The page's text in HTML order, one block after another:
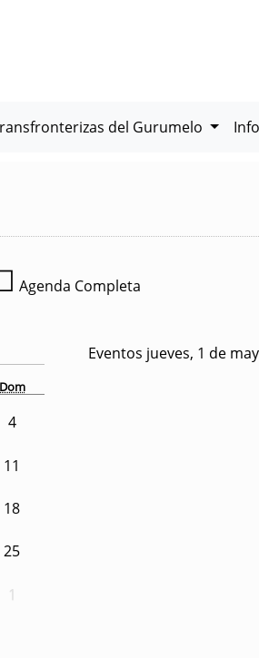
del Gurumelo
Agenda Completa
Dom
4
11
18
25
1
Eventos jueves, 1 de